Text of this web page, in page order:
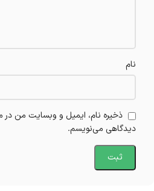
نام
ذخیره نام، ایمیل و وبسایت من در
دیدگاهی می‌نویسم.